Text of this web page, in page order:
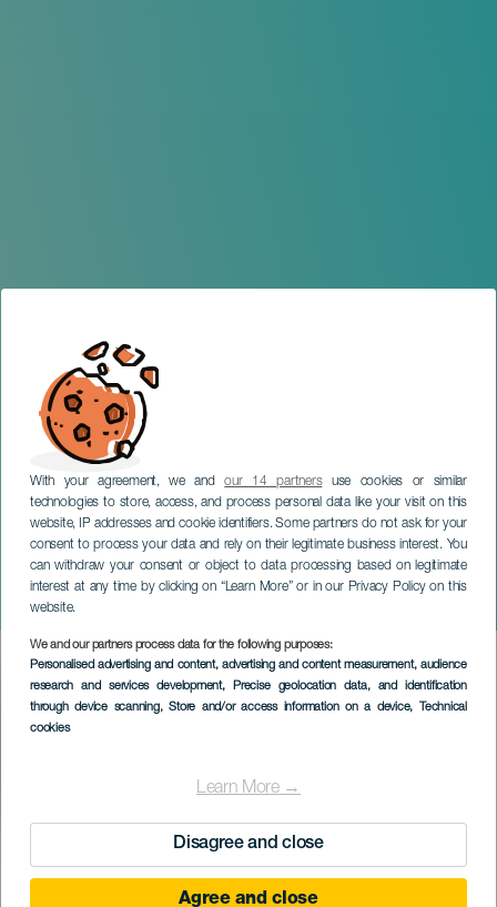
With your agreement, we andour 14 partnersuse cookies or similar
technologies to store, access, and process personal data like your visit on this
website, IP addresses and cookie identifiers. Some partners do not ask for your
consent to process your data and rely on their legitimate business interest. You
can withdraw your consent or object to data processing based on legitimate
interest at any time by clicking on “Learn More” or in our Privacy Policy on this
website.
We and our partners process data for the following purposes:
Personalised advertising and content, advertising and content measurement, audience
research and services development, Precise geolocation data, and identification
through device scanning, Store and/or access information on a device, Technical
cookies
Learn More →
Disagree and close
Agree and close
Sara Socas. "Diálogos en
rima"
TENERIFE
Imagen
Listado
TIDLIGERE AKTIVITET